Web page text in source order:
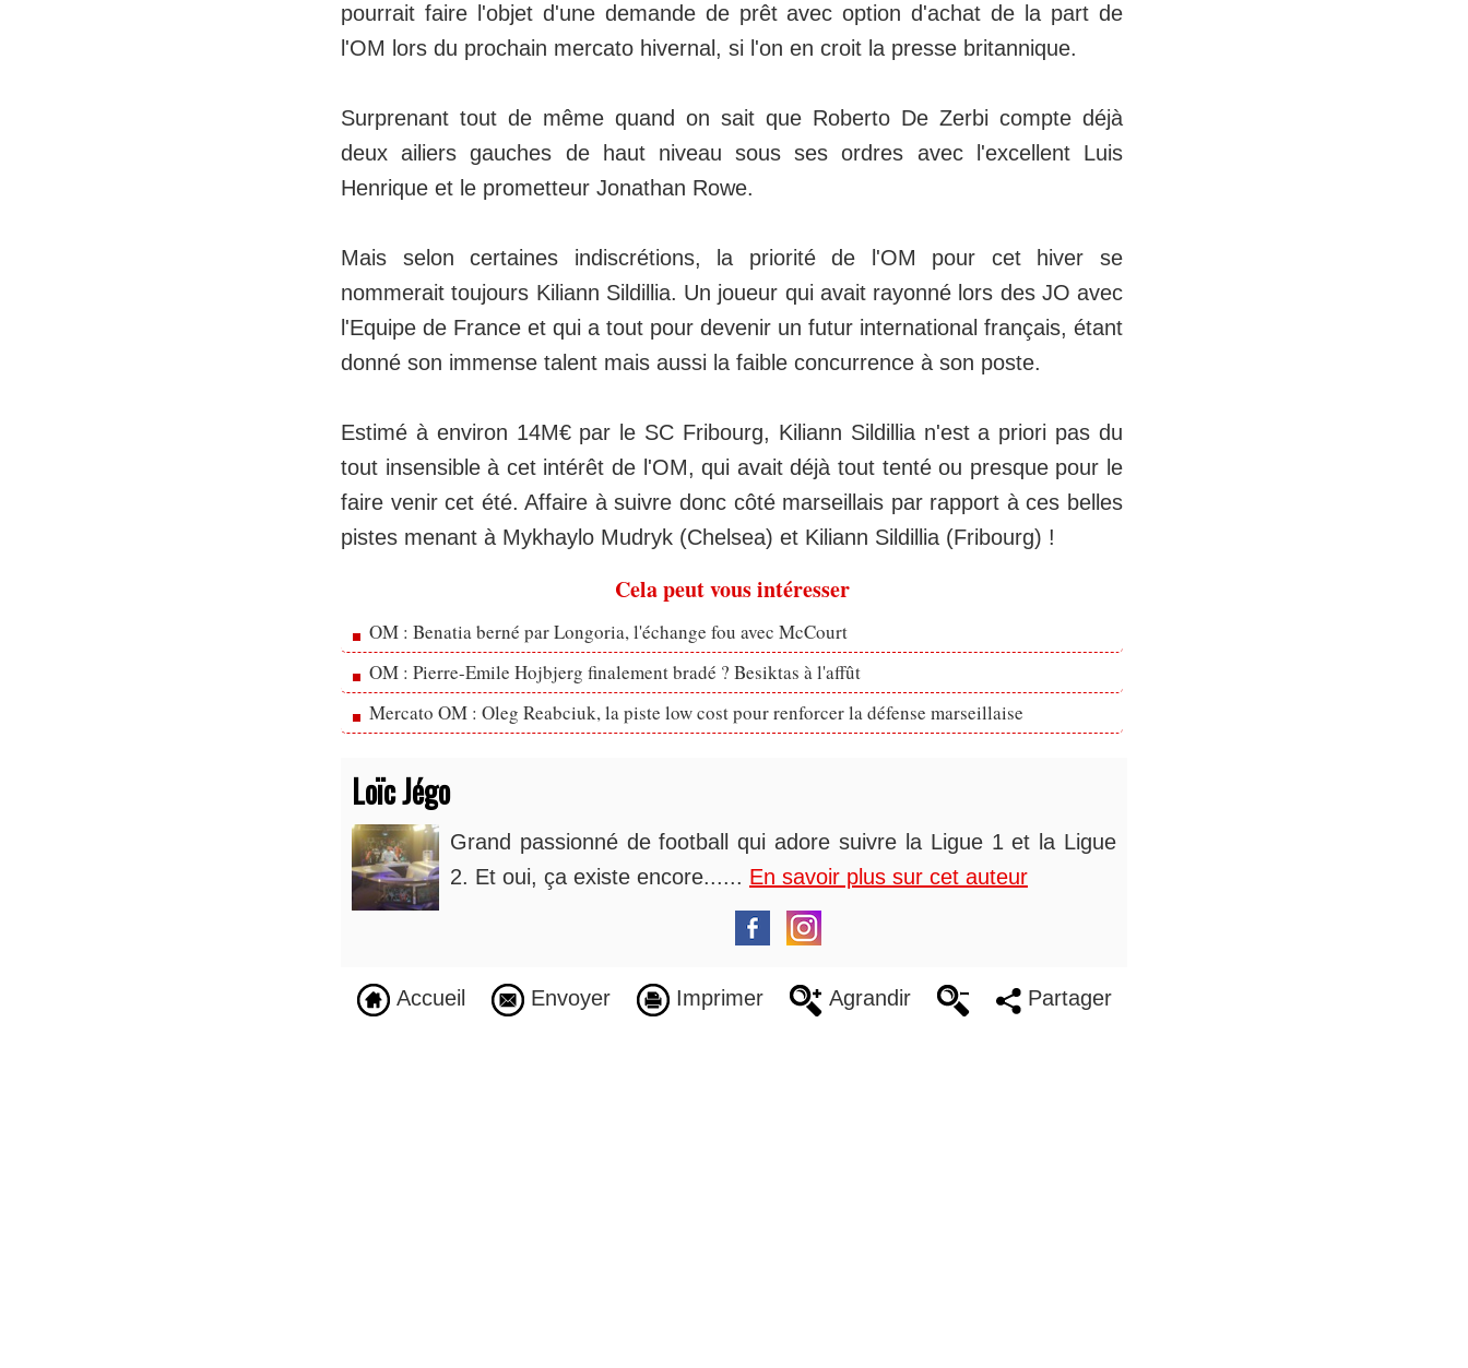
pourrait faire l'objet d'une demande de prêt avec option d'achat de la part de
l'OM lors du prochain mercato hivernal, si l'on en croit la presse britannique.
Surprenant tout de même quand on sait que Roberto De Zerbi compte déjà
deux ailiers gauches de haut niveau sous ses ordres avec l'excellent Luis
Henrique et le prometteur Jonathan Rowe.
Mais selon certaines indiscrétions, la priorité de l'OM pour cet hiver se
nommerait toujours Kiliann Sildillia. Un joueur qui avait rayonné lors des JO avec
l'Equipe de France et qui a tout pour devenir un futur international français, étant
donné son immense talent mais aussi la faible concurrence à son poste.
Estimé à environ 14M€ par le SC Fribourg, Kiliann Sildillia n'est a priori pas du
tout insensible à cet intérêt de l'OM, qui avait déjà tout tenté ou presque pour le
faire venir cet été. Affaire à suivre donc côté marseillais par rapport à ces belles
pistes menant à Mykhaylo Mudryk (Chelsea) et Kiliann Sildillia (Fribourg) !
Cela peut vous intéresser
OM : Benatia berné par Longoria, l'échange fou avec McCourt
OM : Pierre-Emile Hojbjerg finalement bradé ? Besiktas à l'affût
Mercato OM : Oleg Reabciuk, la piste low cost pour renforcer la défense marseillaise
Loïc Jégo
Grand passionné de football qui adore suivre la Ligue 1 et la Ligue
2. Et oui, ça existe encore...... En savoir plus sur cet auteur
Accueil Envoyer Imprimer Agrandir Partager